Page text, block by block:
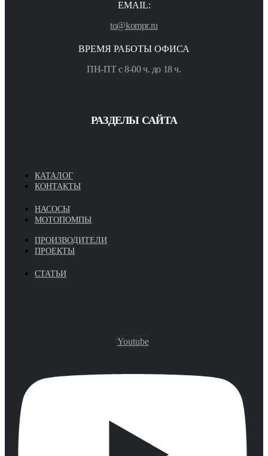
EMAIL:
to@kompr.ru
ВРЕМЯ РАБОТЫ ОФИСА
ПН-ПТ с 8-00 ч. до 18 ч.
РАЗДЕЛЫ САЙТА
КАТАЛОГ
КОНТАКТЫ
НАСОСЫ
МОТОПОМПЫ
ПРОИЗВОДИТЕЛИ
ПРОЕКТЫ
СТАТЬИ
Youtube